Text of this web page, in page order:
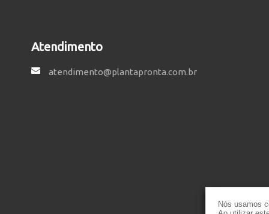
Nós usamos
Atendimento
atendimento@plantapronta.com.br